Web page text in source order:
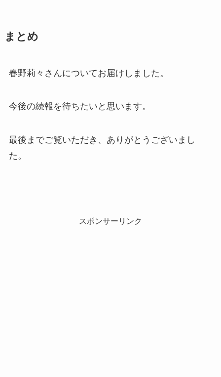
まとめ
春野莉々さんについてお届けしました。
今後の続報を待ちたいと思います。
最後までご覧いただき、ありがとうございまし
た。
スポンサーリンク